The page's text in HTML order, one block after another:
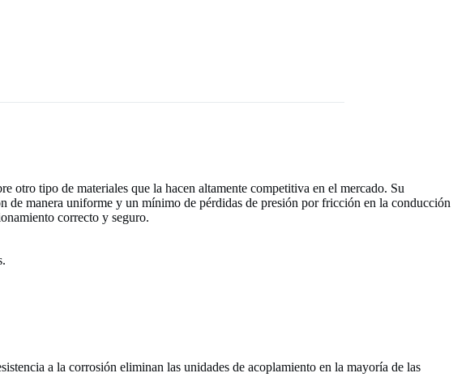
otro tipo de materiales que la hacen altamente competitiva en el mercado. Su
de manera uniforme y un mínimo de pérdidas de presión por fricción en la conducción
correcto y seguro.
a la corrosión eliminan las unidades de acoplamiento en la mayoría de las